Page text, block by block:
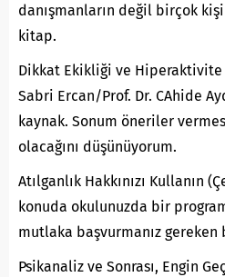
danışmanların değil birçok
kitap.
Dikkat Ekikliği ve Hiperaktivite
Sabri Ercan/Prof. Dr. CAhide
kaynak. Sonum öneriler
olacağını düşünüyorum.
Atılganlık Hakkınızı Kullanın
konuda okulunuzda bir
mutlaka başvurmanız gereken
Psikanaliz ve Sonrası, Engin